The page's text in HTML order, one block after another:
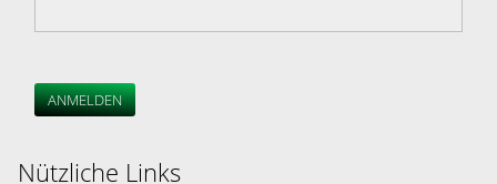
ANMELDEN
Nützliche Links